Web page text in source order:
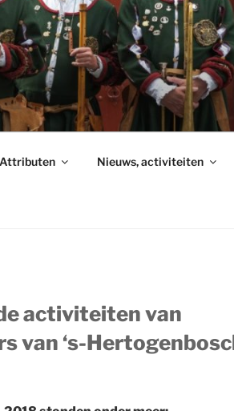
Attributen Nieuws, activiteiten
activiteiten van
van ‘s-